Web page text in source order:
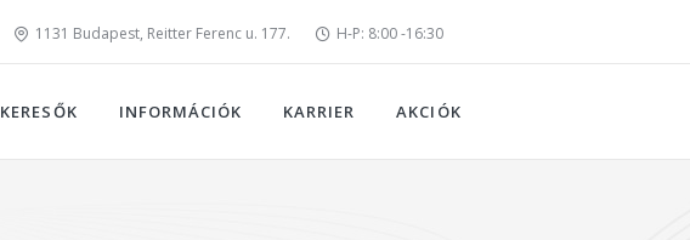
1131 Budapest, Reitter Ferenc u. 177. H-P: 8:00 -16:30
KERESŐK INFORMÁCIÓK KARRIER AKCIÓK